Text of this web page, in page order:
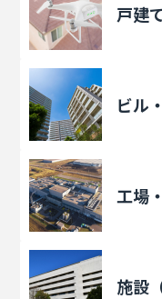
戸建
ビル
工場
施設